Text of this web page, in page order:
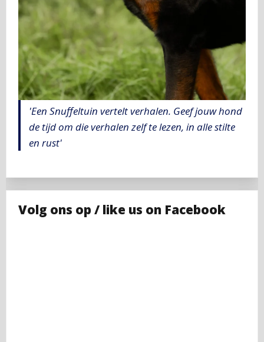
'Een Snuffeltuin vertelt verhalen. Geef jouw hond
de tijd om die verhalen zelf te lezen, in alle stilte
en rust'
Volg ons op / like us on Facebook